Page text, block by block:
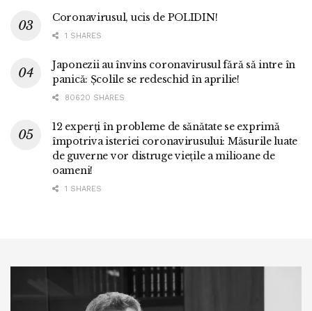
Coronavirusul, ucis de POLIDIN!
1 SHARES
Japonezii au învins coronavirusul fără să intre în
panică: Școlile se redeschid în aprilie!
80620 SHARES
12 experți în probleme de sănătate se exprimă
împotriva isteriei coronavirusului: Măsurile luate
de guverne vor distruge viețile a milioane de
oameni!
1 SHARES